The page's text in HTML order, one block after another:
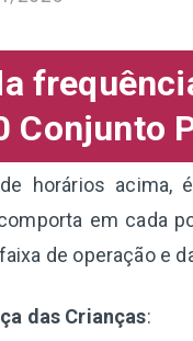
Conjunto
horários acima,
em cada
de operação e
das Crianças: